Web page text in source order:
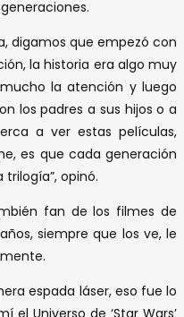
digamos que empezó con
la historia era algo muy
la atención y luego
los padres a sus hijos o a
a ver estas películas,
es que cada generación
opinó.
fan de los filmes de
siempre que los ve, le
espada láser, eso fue lo
Universo de ‘Star Wars’